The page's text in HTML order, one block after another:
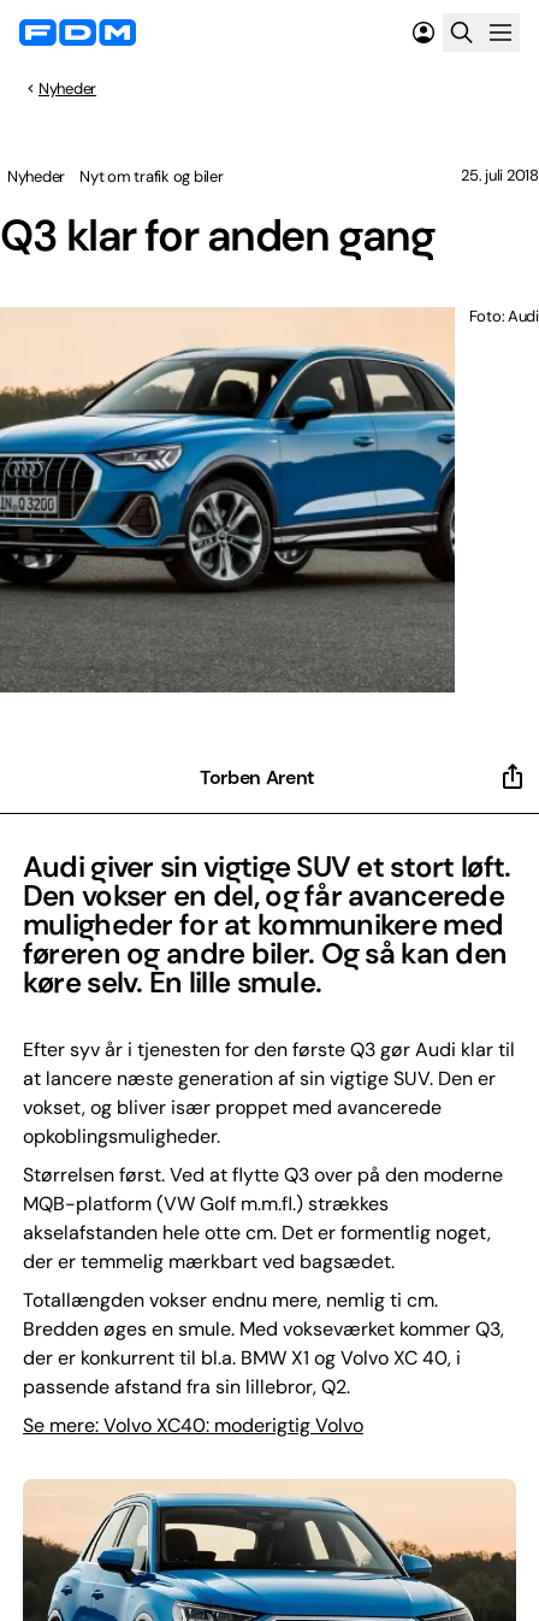
Nyheder
Q3 klar for anden gang
Nyheder Nyt om trafik og biler 25. juli 2018
Foto: Audi
Torben Arent
Audi giver sin vigtige SUV et stort løft.
Den vokser en del, og får avancerede
muligheder for at kommunikere med
føreren og andre biler. Og så kan den
køre selv. En lille smule.
Efter syv år i tjenesten for den første Q3 gør Audi klar til
at lancere næste generation af sin vigtige SUV. Den er
vokset, og bliver især proppet med avancerede
opkoblingsmuligheder.
Størrelsen først. Ved at flytte Q3 over på den moderne
MQB-platform (VW Golf m.m.fl.) strækkes
akselafstanden hele otte cm. Det er formentlig noget,
der er temmelig mærkbart ved bagsædet.
Totallængden vokser endnu mere, nemlig ti cm.
Bredden øges en smule. Med vokseværket kommer Q3,
der er konkurrent til bl.a. BMW X1 og Volvo XC 40, i
passende afstand fra sin lillebror, Q2.
Se mere: Volvo XC40: moderigtig Volvo